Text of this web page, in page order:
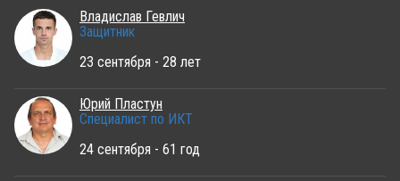
Владислав Гевлич
Защитник
23 сентября - 28 лет
Юрий Пластун
Специалист по ИКТ
24 сентября - 61 год